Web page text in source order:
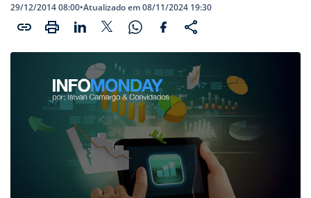
29/12/2014 08:00•Atualizado em 08/11/2024 19:30